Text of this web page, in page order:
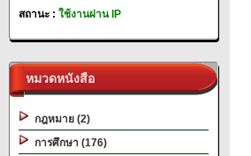
สถานะ : ใช้งานผ่าน IP
หมวดหนังสือ
กฎหมาย (2)
การศึกษา (176)